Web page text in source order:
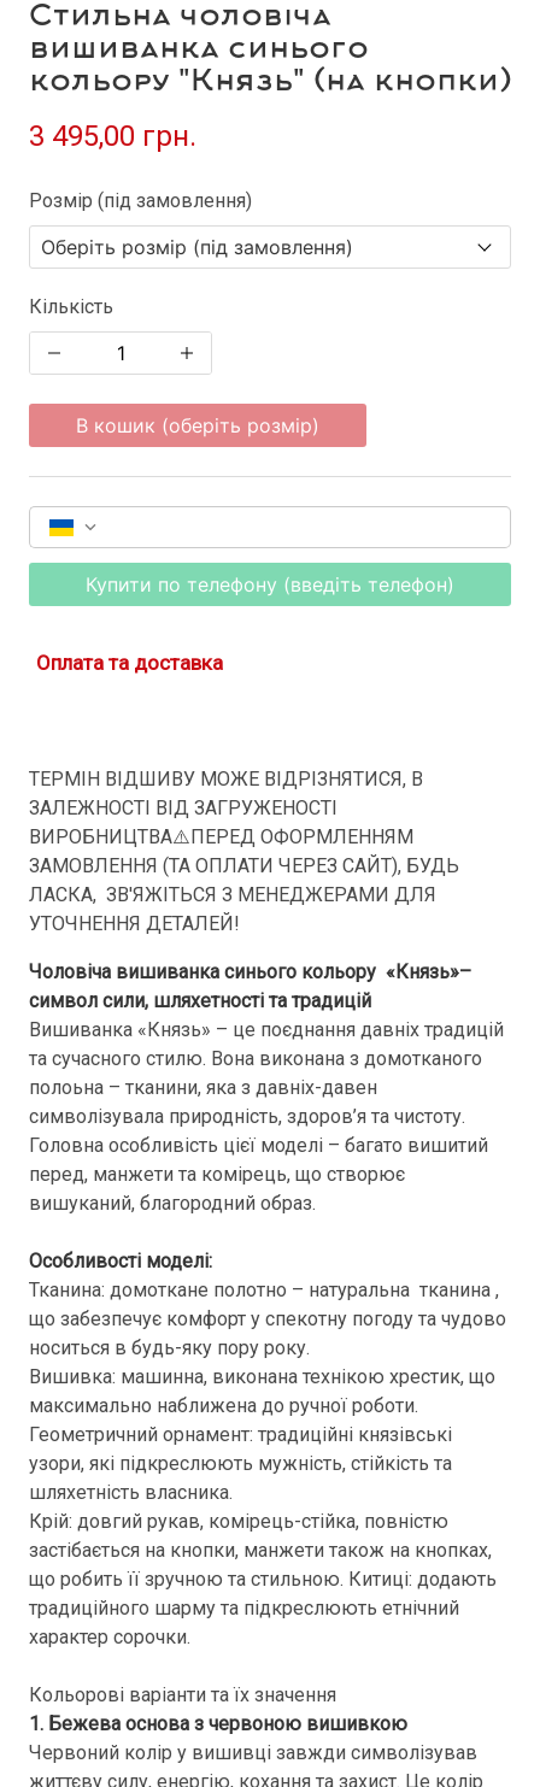
Стильна чоловіча
вишиванка синього
кольору "Князь" (на кнопки)
3 495,00 грн.
Розмір (під замовлення)
Кількість
В кошик (оберіть розмір)
Купити по телефону (введіть телефон)
Оплата та доставка
ТЕРМІН ВІДШИВУ МОЖЕ ВІДРІЗНЯТИСЯ, В
ЗАЛЕЖНОСТІ ВІД ЗАГРУЖЕНОСТІ
ВИРОБНИЦТВА⚠️ПЕРЕД ОФОРМЛЕННЯМ
ЗАМОВЛЕННЯ (ТА ОПЛАТИ ЧЕРЕЗ САЙТ), БУДЬ
ЛАСКА, ЗВ'ЯЖІТЬСЯ З МЕНЕДЖЕРАМИ ДЛЯ
УТОЧНЕННЯ ДЕТАЛЕЙ!
Чоловіча вишиванка синього кольору «Князь»–
символ сили, шляхетності та традицій
Вишиванка «Князь» – це поєднання давніх традицій
та сучасного стилю. Вона виконана з домотканого
полоьна – тканини, яка з давніх-давен
символізувала природність, здоров’я та чистоту.
Головна особливість цієї моделі – багато вишитий
перед, манжети та комірець, що створює
вишуканий, благородний образ.
Особливості моделі:
Тканина: домоткане полотно – натуральна тканина ,
що забезпечує комфорт у спекотну погоду та чудово
носиться в будь-яку пору року.
Вишивка: машинна, виконана технікою хрестик, що
максимально наближена до ручної роботи.
Геометричний орнамент: традиційні князівські
узори, які підкреслюють мужність, стійкість та
шляхетність власника.
Крій: довгий рукав, комірець-стійка, повністю
застібається на кнопки, манжети також на кнопках,
що робить її зручною та стильною. Китиці: додають
традиційного шарму та підкреслюють етнічний
характер сорочки.
Кольорові варіанти та їх значення
1. Бежева основа з червоною вишивкою
Червоний колір у вишивці завжди символізував
життєву силу, енергію, кохання та захист. Це колір